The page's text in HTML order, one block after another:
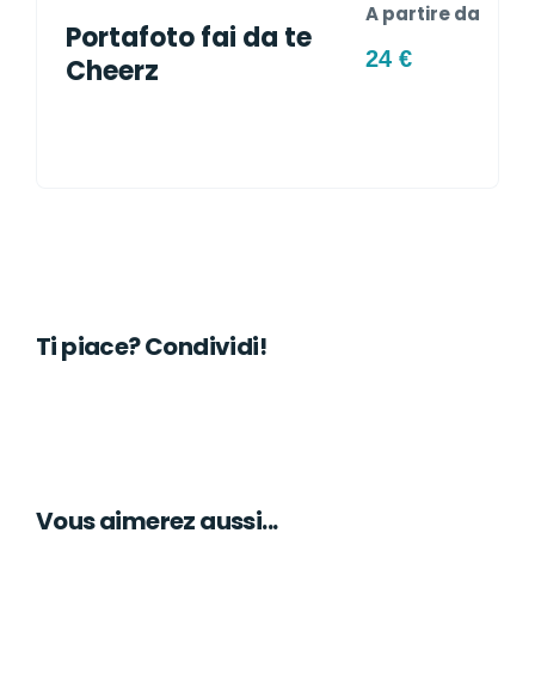
Portafoto fai da te
Cheerz
A partire da
24 €
Ti piace? Condividi!
Vous aimerez aussi...